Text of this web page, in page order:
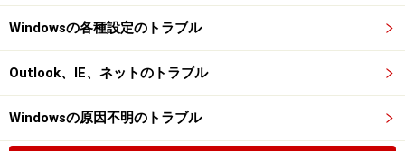
Windowsの各種設定のトラブル
Outlook、IE、ネットのトラブル
Windowsの原因不明のトラブル